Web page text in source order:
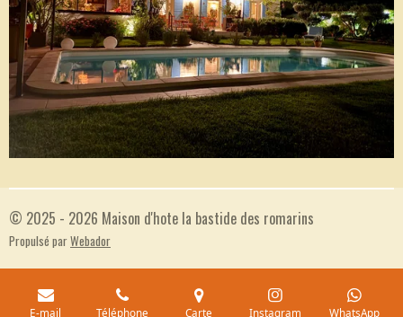
© 2025 - 2026 Maison d'hote la bastide des romarins
Propulsé parWebador
E-mail Téléphone Carte Instagram WhatsApp